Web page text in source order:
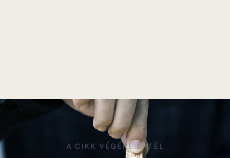
A CIKK VÉGÉRE ÉRTÉL